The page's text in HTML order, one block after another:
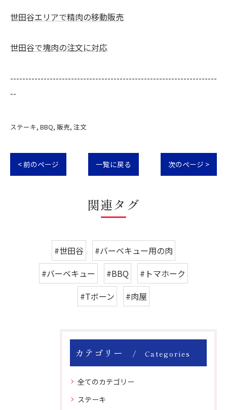
世田谷エリアで精肉の移動販売
世田谷で塊肉の注文に対応
--------------------------------------------------------------------
--
ステーキ BBQ 販売 注文
< 前のページ 一覧に戻る 次のページ >
関連タグ
#世田谷
#バーベキュー用の肉
#バーベキュー
#BBQ
#トマホーク
#Tボーン
#肉屋
カテゴリー Categories
全てのカテゴリー
ステーキ